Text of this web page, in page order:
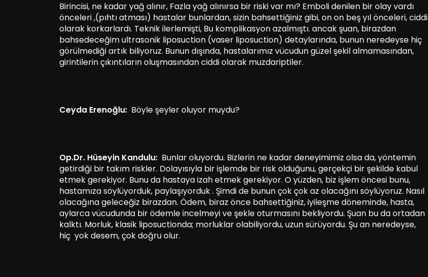
Birincisi, ne kadar yağ alınır, Fazla yağ alınırsa bir riski var mı? Emboli denilen bir olay vardı
önceleri ,(pıhtı atması) hastalar bunlardan, sizin bahsettiğiniz gibi, on on beş yıl önceleri, ciddi
olarak korkarlardı. Teknik ilerlemişti, Bu komplikasyon azalmıştı. ancak şuan, birazdan
bahsedeceğim ultrasonik liposuction (vaser liposuction) detaylarında, bunun neredeyse hiç
görülmediği artık biliyoruz. Bunun dışında, hastalarımız vücudun güzel şekil almamasından,
girintilerin çıkıntıların oluşmasından ciddi olarak muzdariptiler.
Ceyda Erenoğlu: Böyle şeyler oluyor muydu?
Op.Dr. Hüseyin Kandulu: Bunlar oluyordu. Bizlerin ne kadar deneyimimiz olsa da, yöntemin
getirdiği bir takım riskler. Dolayısıyla bir işlemde bir risk olduğunu, gerçekçi bir şekilde kabul
etmek gerekiyor. Bunu da hastaya izah etmek gerekiyor. O yüzden, biz işlem öncesi bunu,
hastamıza söylüyorduk, paylaşıyorduk . Şimdi de bunun çok çok az olacağını söylüyoruz. Nasıl
olacağına geleceğiz birazdan. Ödem, biraz önce bahsettiğiniz, iyileşme döneminde, hasta,
aylarca vücudunda bir ödemle incelmeyi ve şekle oturmasını bekliyordu. Şuan bu da ortadan
kalktı. Morluk, klasik liposuctionda; morluklar olabiliyordu, uzun sürüyordu. Şu an neredeyse,
hiç yok desem, çok doğru olur.